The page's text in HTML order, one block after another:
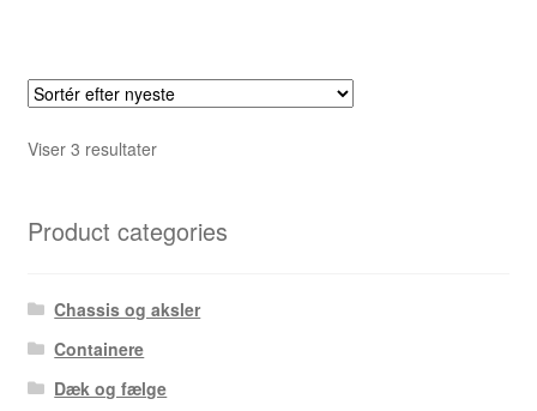
Viser 3 resultaterSorteret
Product categories
Chassis og aksler
Containere
Dæk og fælge